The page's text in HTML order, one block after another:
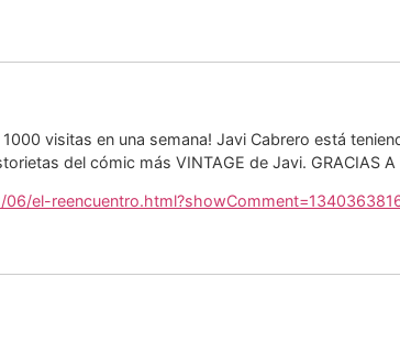
visitas en una semana! Javi Cabrero está
del cómic más VINTAGE de Javi. GRACIAS A
el-